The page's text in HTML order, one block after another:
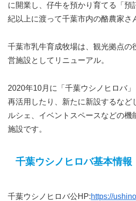
に開業し、仔牛を預かり育てる「預
紀以上に渡って千葉市内の酪農家さ
千葉市乳牛育成牧場は、観光拠点の
営施設としてリニューアル。
2020年10月に「千葉ウシノヒロバ
再活用したり、新たに新設するなど
ルシェ、イベントスペースなどの機
施設です。
千葉ウシノヒロバ基本情報
千葉ウシノヒロバ公HP:https://